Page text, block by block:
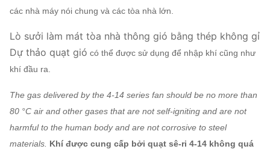
các nhà máy nói chung và các tòa nhà lớn.
Lò sưởi làm mát tòa nhà thông gió bằng thép không gỉ
Dự thảo quạt gió có thể được sử dụng để nhập khí cũng như
khí đầu ra.
The gas delivered by the 4-14 series fan should be no more than
80 °C air and other gases that are not self-igniting and are not
harmful to the human body and are not corrosive to steel
materials. Khí được cung cấp bởi quạt sê-ri 4-14 không quá